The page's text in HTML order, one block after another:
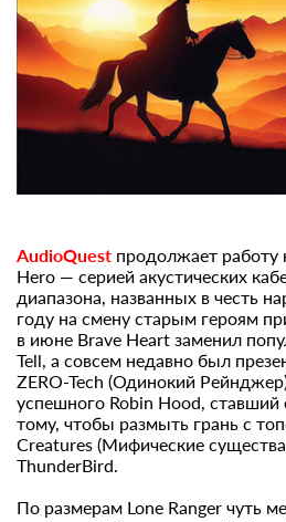
AudioQuest продолжает работу
Hero — серией акустических
диапазона, названных в честь
году на смену старым героям
в июне Brave Heart заменил
Tell, а совсем недавно был
ZERO-Tech (Одинокий
успешного Robin Hood,
тому, чтобы размыть грань с
Creatures (Мифические
ThunderBird.
По размерам Lone Ranger чуть